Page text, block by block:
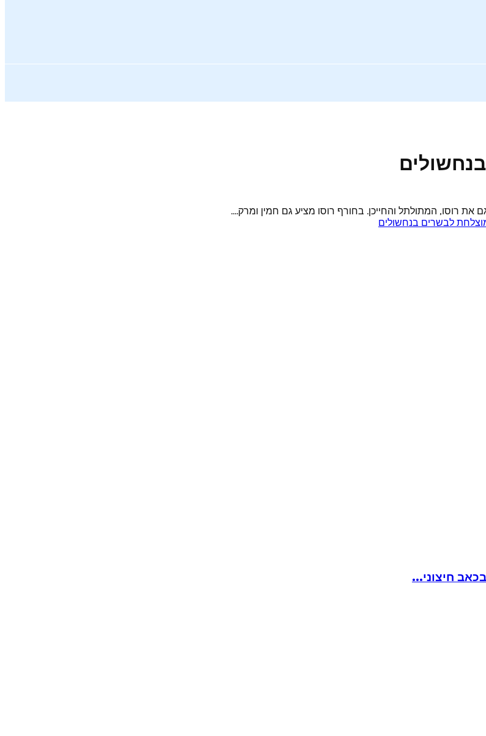
רוסו, המתולתל והחייכן. בחורף רוסו מציע גם חמין ומרק....
לבשרים בנחשולים
חיצוני...